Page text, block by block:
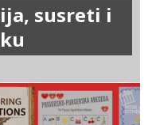
susreti i